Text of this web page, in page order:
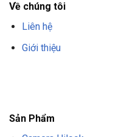
Về chúng tôi
Liên hệ
Giới thiệu
Sản Phẩm